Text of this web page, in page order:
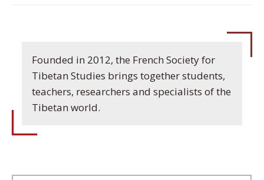
Founded in 2012, the French Society for
Tibetan Studies brings together students,
teachers, researchers and specialists of the
Tibetan world.